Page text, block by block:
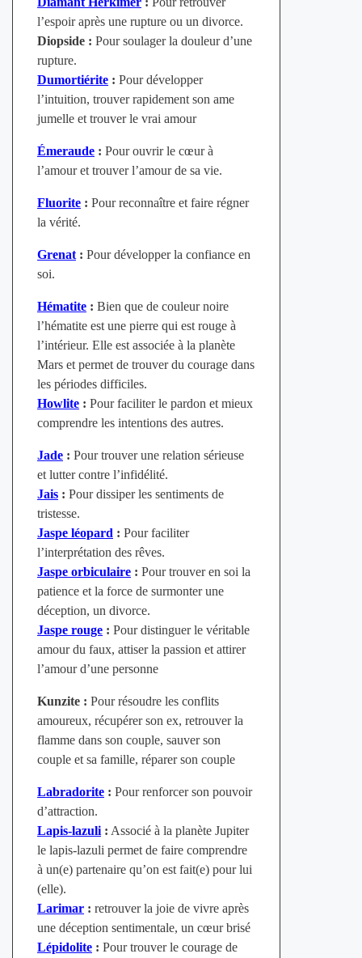
l’espoir après une rupture ou un divorce.
Diopside : Pour soulager la douleur d’une
rupture.
Dumortiérite: Pour développer
l’intuition, trouver rapidement son ame
jumelle et trouver le vrai amour
Émeraude: Pour ouvrir le cœur à
l’amour et trouver l’amour de sa vie.
Fluorite: Pour reconnaître et faire régner
la vérité.
Grenat: Pour développer la confiance en
soi.
Hématite: Bien que de couleur noire
l’hématite est une pierre qui est rouge à
l’intérieur. Elle est associée à la planète
Mars et permet de trouver du courage dans
les périodes difficiles.
Howlite: Pour faciliter le pardon et mieux
comprendre les intentions des autres.
Jade: Pour trouver une relation sérieuse
et lutter contre l’infidélité.
Jais: Pour dissiper les sentiments de
tristesse.
Jaspe léopard : Pour faciliter
l’interprétation des rêves.
Jaspe orbiculaire: Pour trouver en soi la
patience et la force de surmonter une
déception, un divorce.
Jaspe rouge: Pour distinguer le véritable
amour du faux, attiser la passion et attirer
l’amour d’une personne
Kunzite : Pour résoudre les conflits
amoureux, récupérer son ex, retrouver la
flamme dans son couple, sauver son
couple et sa famille, réparer son couple
Labradorite: Pour renforcer son pouvoir
d’attraction.
Lapis-lazuli: Associé à la planète Jupiter
le lapis-lazuli permet de faire comprendre
à un(e) partenaire qu’on est fait(e) pour lui
(elle).
Larimar: retrouver la joie de vivre après
une déception sentimentale, un cœur brisé
Lépidolite: Pour trouver le courage de